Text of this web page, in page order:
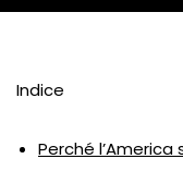
Indice
Perché